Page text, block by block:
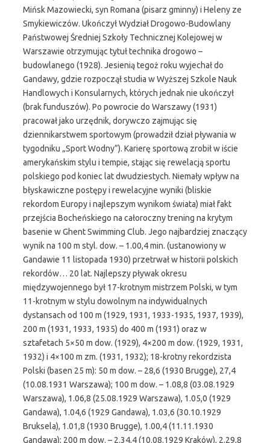
Mińsk Mazowiecki, syn Romana (pisarz gminny) i Heleny ze
Smykiewiczów. Ukończył Wydział Drogowo-Budowlany
Państwowej Średniej Szkoły Technicznej Kolejowej w
Warszawie otrzymując tytuł technika drogowo –
budowlanego (1928). Jesienią tegoż roku wyjechał do
Gandawy, gdzie rozpoczął studia w Wyższej Szkole Nauk
Handlowych i Konsularnych, których jednak nie ukończył
(brak funduszów). Po powrocie do Warszawy (1931)
pracował jako urzędnik, dorywczo zajmując się
dziennikarstwem sportowym (prowadził dział pływania w
tygodniku „Sport Wodny”). Karierę sportową zrobił w iście
amerykańskim stylu i tempie, stając się rewelacją sportu
polskiego pod koniec lat dwudziestych. Niemały wpływ na
błyskawiczne postępy i rewelacyjne wyniki (bliskie
rekordom Europy i najlepszym wynikom świata) miał fakt
przejścia Bocheńskiego na całoroczny trening na krytym
basenie w Ghent Swimming Club. Jego najbardziej znaczący
wynik na 100 m styl. dow. – 1.00,4 min. (ustanowiony w
Gandawie 11 listopada 1930) przetrwał w historii polskich
rekordów… 20 lat. Najlepszy pływak okresu
międzywojennego był 17-krotnym mistrzem Polski, w tym
11-krotnym w stylu dowolnym na indywidualnych
dystansach od 100 m (1929, 1931, 1933-1935, 1937, 1939),
200 m (1931, 1933, 1935) do 400 m (1931) oraz w
sztafetach 5×50 m dow. (1929), 4×200 m dow. (1929, 1931,
1932) i 4×100 m zm. (1931, 1932); 18-krotny rekordzista
Polski (basen 25 m): 50 m dow. – 28,6 (1930 Brugge), 27,4
(10.08.1931 Warszawa); 100 m dow. – 1.08,8 (03.08.1929
Warszawa), 1.06,8 (25.08.1929 Warszawa), 1.05,0 (1929
Gandawa), 1.04,6 (1929 Gandawa), 1.03,6 (30.10.1929
Bruksela), 1.01,8 (1930 Brugge), 1.00,4 (11.11.1930
Gandawa); 200 m dow. – 2.34,4 (10.08.1929 Kraków), 2.29,8